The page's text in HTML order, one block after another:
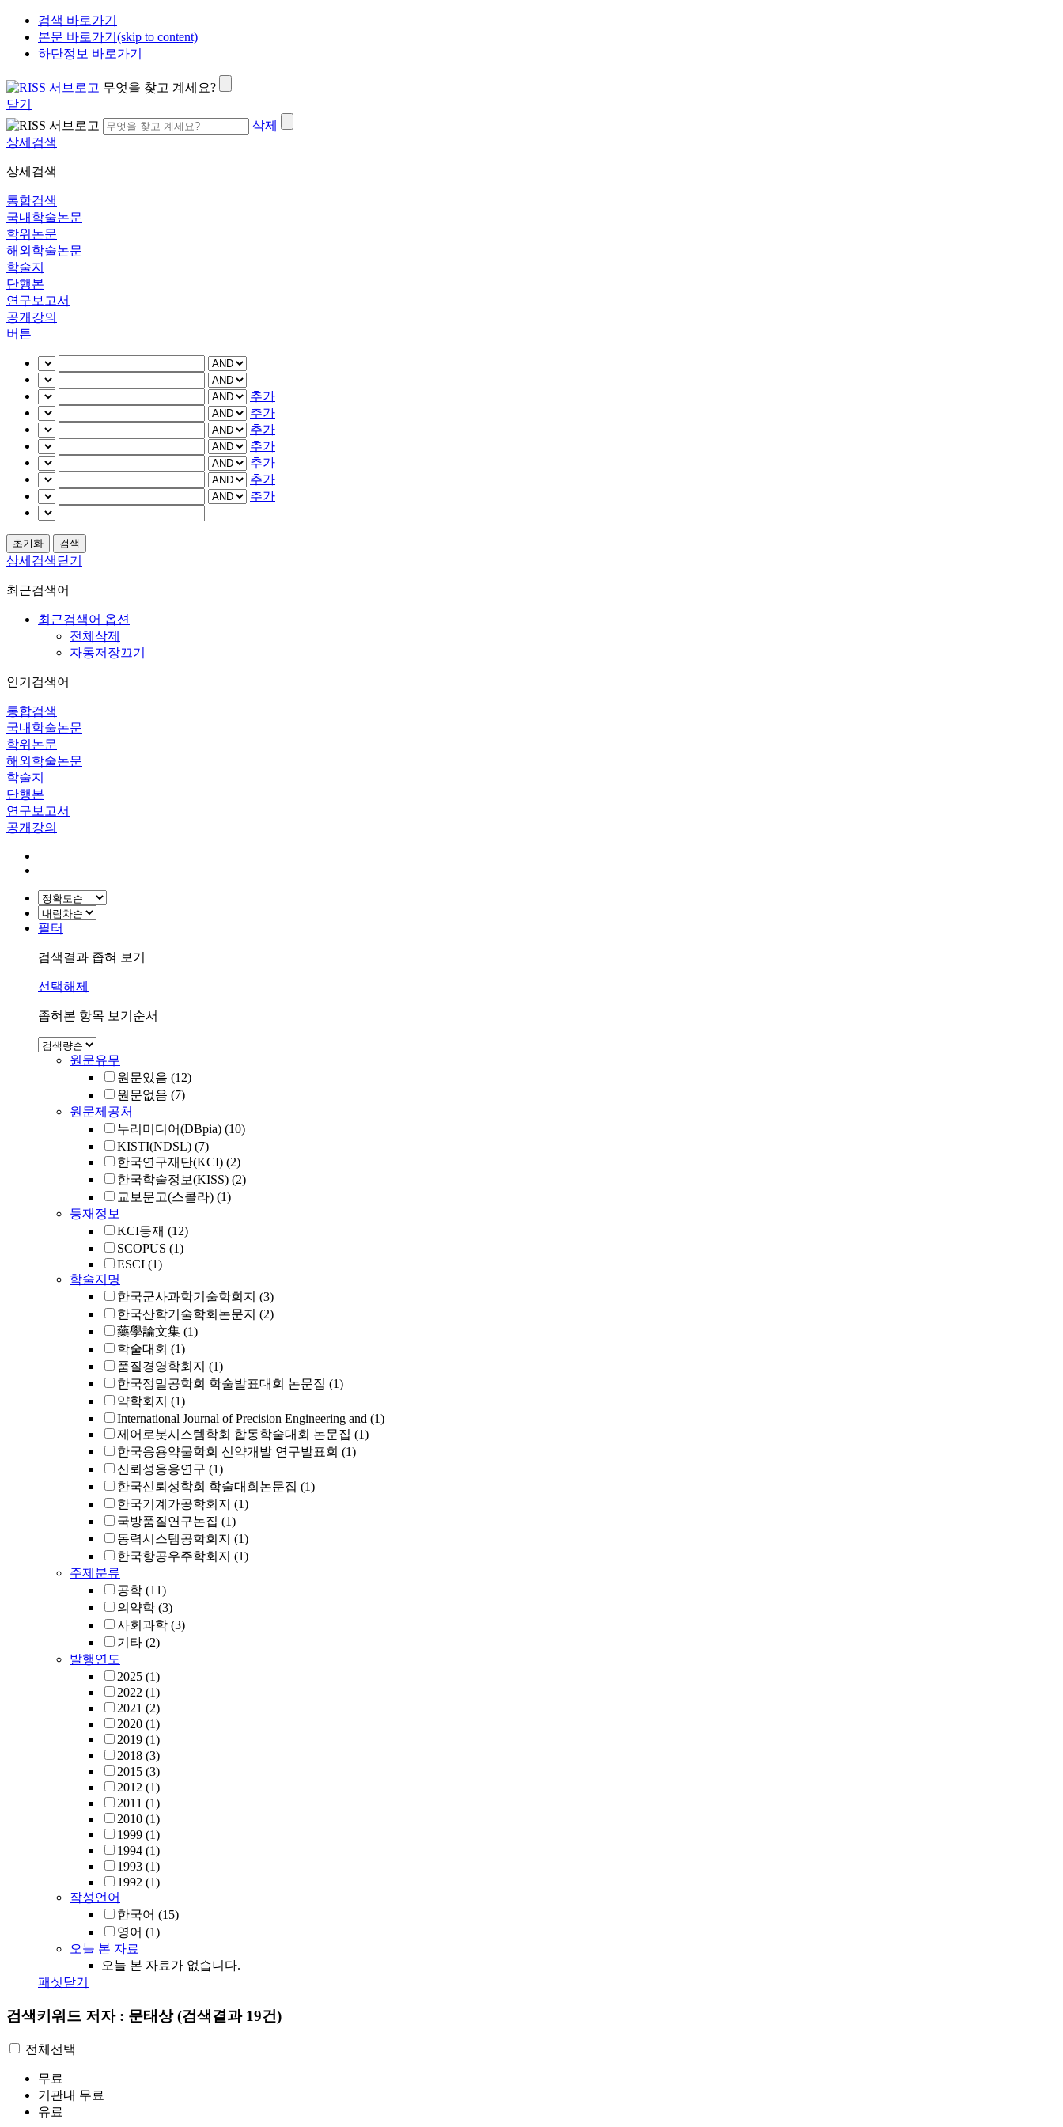
검색 바로가기
본문 바로가기(skip to content)
하단정보 바로가기
무엇을 찾고 계세요?
닫기
삭제
상세검색
상세검색
통합검색
국내학술논문
학위논문
해외학술논문
학술지
단행본
연구보고서
공개강의
버튼
추가
추가
추가
추가
추가
추가
추가
상세검색닫기
최근검색어
최근검색어 옵션
전체삭제
자동저장끄기
인기검색어
통합검색
국내학술논문
학위논문
해외학술논문
학술지
단행본
연구보고서
공개강의
필터
검색결과 좁혀 보기
선택해제
좁혀본 항목 보기순서
원문유무
원문있음 (12)
원문없음 (7)
원문제공처
누리미디어(DBpia) (10)
KISTI(NDSL) (7)
한국연구재단(KCI) (2)
한국학술정보(KISS) (2)
교보문고(스콜라) (1)
등재정보
KCI등재 (12)
SCOPUS (1)
ESCI (1)
학술지명
한국군사과학기술학회지 (3)
한국산학기술학회논문지 (2)
藥學論文集 (1)
학술대회 (1)
품질경영학회지 (1)
한국정밀공학회 학술발표대회 논문집 (1)
약학회지 (1)
International Journal of Precision Engineering and (1)
제어로봇시스템학회 합동학술대회 논문집 (1)
한국응용약물학회 신약개발 연구발표회 (1)
신뢰성응용연구 (1)
한국신뢰성학회 학술대회논문집 (1)
한국기계가공학회지 (1)
국방품질연구논집 (1)
동력시스템공학회지 (1)
한국항공우주학회지 (1)
주제분류
공학 (11)
의약학 (3)
사회과학 (3)
기타 (2)
발행연도
2025 (1)
2022 (1)
2021 (2)
2020 (1)
2019 (1)
2018 (3)
2015 (3)
2012 (1)
2011 (1)
2010 (1)
1999 (1)
1994 (1)
1993 (1)
1992 (1)
작성언어
한국어 (15)
영어 (1)
오늘 본 자료
오늘 본 자료가 없습니다.
패싯닫기
검색키워드 저자 : 문태상(검색결과 19건)
전체선택
무료
기관내 무료
유료